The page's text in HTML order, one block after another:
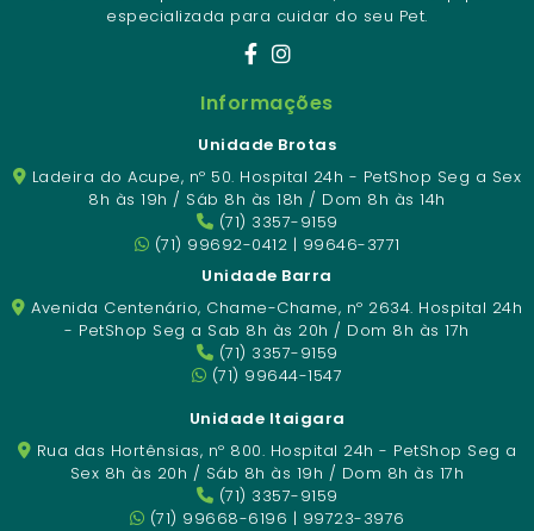
especializada para cuidar do seu Pet.
Informações
Unidade Brotas
Ladeira do Acupe, nº 50. Hospital 24h - PetShop Seg a Sex
8h às 19h / Sáb 8h às 18h / Dom 8h às 14h
(71) 3357-9159
(71) 99692-0412 | 99646-3771
Unidade Barra
Avenida Centenário, Chame-Chame, nº 2634. Hospital 24h
- PetShop Seg a Sab 8h às 20h / Dom 8h às 17h
(71) 3357-9159
(71) 99644-1547
Unidade Itaigara
Rua das Hortênsias, nº 800. Hospital 24h - PetShop Seg a
Sex 8h às 20h / Sáb 8h às 19h / Dom 8h às 17h
(71) 3357-9159
(71) 99668-6196 | 99723-3976